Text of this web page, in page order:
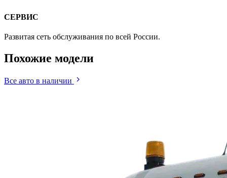
СЕРВИС
Развитая сеть обслуживания по всей России.
Похожие модели
Все авто в наличии